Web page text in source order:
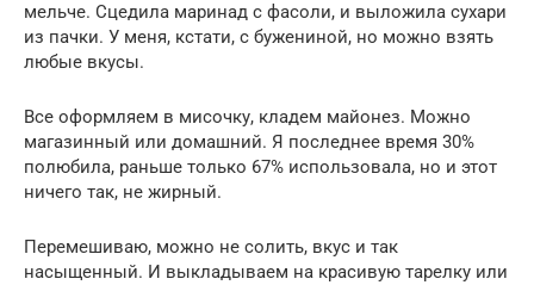
мельче. Сцедила маринад с фасоли, и выложила сухари
из пачки. У меня, кстати, с бужениной, но можно взять
любые вкусы.
Все оформляем в мисочку, кладем майонез. Можно
магазинный или домашний. Я последнее время 30%
полюбила, раньше только 67% использовала, но и этот
ничего так, не жирный.
Перемешиваю, можно не солить, вкус и так
насыщенный. И выкладываем на красивую тарелку или